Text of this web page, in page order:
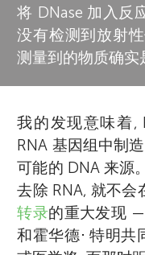
将 DNase 加入反
没有检测到放射
测量到的物质确实
我的发现意味着,
RNA 基因组中制
可能的 DNA 来源
去除 RNA, 就不会
转录的重大发现
和霍华德⋅ 特明共